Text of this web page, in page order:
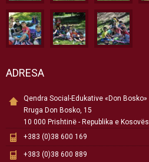
ADRESA
Qendra Social-Edukative «Don Bosko»
Rruga Don Bosko, 15
10 000 Prishtinë - Republika e Kosovës
+383 (0)38 600 169
+383 (0)38 600 889